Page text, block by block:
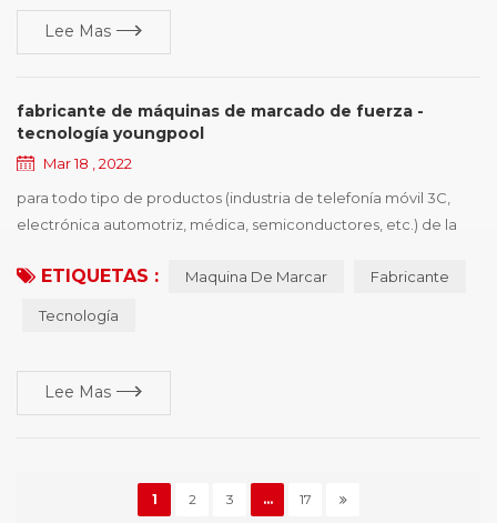
Lee Mas
fabricante de máquinas de marcado de fuerza -
tecnología youngpool
Mar 18 , 2022
para todo tipo de productos (industria de telefonía móvil 3C,
electrónica automotriz, médica, semiconductores, etc.) de la
controladores de dispositivos de identificación, el primer punto
mejorar la competitividad de los productos, ganar más cuota de
ETIQUETAS : Maquina De Marcar Fabricante
Tecnología
Lee Mas
1 2 3 ... 17